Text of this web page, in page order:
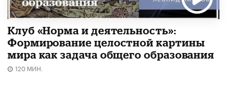
Клуб «Норма и деятельность»:
Формирование целостной картины
мира как задача общего образования
120 МИН.